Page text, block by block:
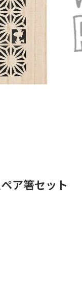
ア箸セット